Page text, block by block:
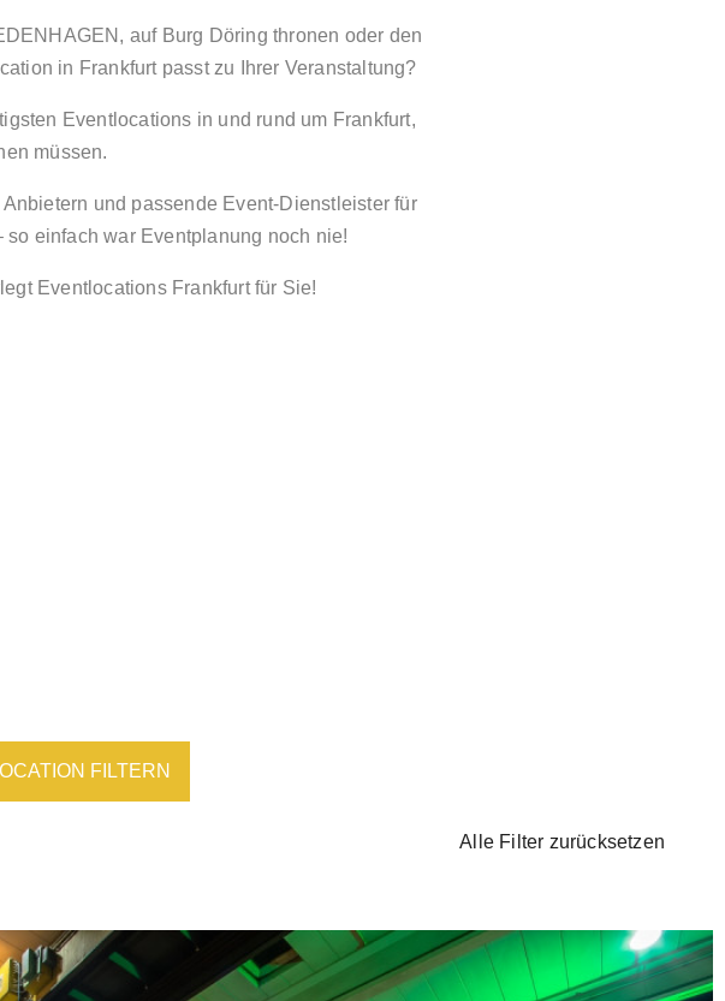
auf Burg Döring thronen oder den
in Frankfurt passt zu Ihrer Veranstaltung?
Eventlocations in und rund um Frankfurt,
müssen.
und passende Event-Dienstleister für
einfach war Eventplanung noch nie!
Eventlocations Frankfurt für Sie!
Alle Filter zurücksetzen